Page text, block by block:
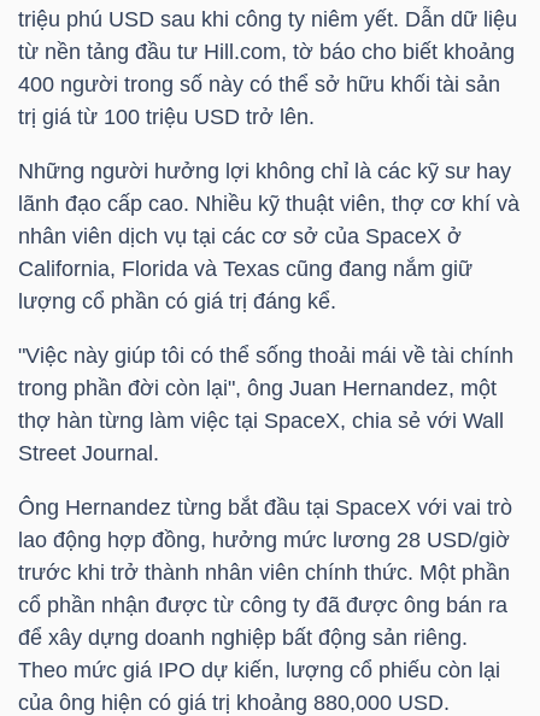
triệu phú USD sau khi công ty niêm yết. Dẫn dữ liệu
từ nền tảng đầu tư Hill.com, tờ báo cho biết khoảng
400 người trong số này có thể sở hữu khối tài sản
trị giá từ 100 triệu USD trở lên.
Những người hưởng lợi không chỉ là các kỹ sư hay
lãnh đạo cấp cao. Nhiều kỹ thuật viên, thợ cơ khí và
nhân viên dịch vụ tại các cơ sở của SpaceX ở
California, Florida và Texas cũng đang nắm giữ
lượng cổ phần có giá trị đáng kể.
"Việc này giúp tôi có thể sống thoải mái về tài chính
trong phần đời còn lại", ông Juan Hernandez, một
thợ hàn từng làm việc tại SpaceX, chia sẻ với Wall
Street Journal.
Ông Hernandez từng bắt đầu tại SpaceX với vai trò
lao động hợp đồng, hưởng mức lương 28 USD/giờ
trước khi trở thành nhân viên chính thức. Một phần
cổ phần nhận được từ công ty đã được ông bán ra
để xây dựng doanh nghiệp bất động sản riêng.
Theo mức giá IPO dự kiến, lượng cổ phiếu còn lại
của ông hiện có giá trị khoảng 880,000 USD.
KINH
TẾ
THẾ
GIỚI
ĐÔNG
DƯƠNG
TÀI
CÁ
NHÂN
PHÂN
TÍCH